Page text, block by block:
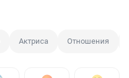
Актриса Отношения